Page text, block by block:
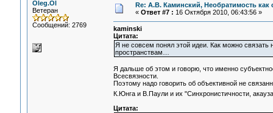
Oleg.Ol
Ветеран
Сообщений: 2769
Re: А.В. Каминский, Необратимость как
« Ответ #7 : 16 Октября 2010, 06:43:56 »
kaminski
Цитата:
Я не совсем понял этой идеи. Как можно
пространствам…
Я дальше об этом и говорю, что именно
Всесвязности.
Поэтому надо говорить об объективной не
К.Юнга и В.Паули и их "Синхронистичности,
Цитата: